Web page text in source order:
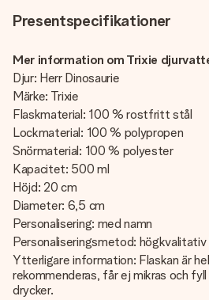
Presentspecifikationer
Mer information om Trixie
Djur: Herr Dinosaurie
Märke: Trixie
Flaskmaterial: 100 % rostfritt stål
Lockmaterial: 100 % polypropen
Snörmaterial: 100 % polyester
Kapacitet: 500 ml
Höjd: 20 cm
Diameter: 6,5 cm
Personalisering: med namn
Personaliseringsmetod: högkvalitativ
Ytterligare information: Flaskan är
rekommenderas, får ej mikras och
drycker.